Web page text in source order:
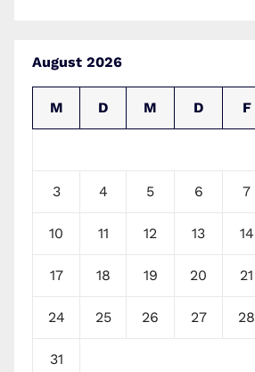
August 2026
M D M D F
3 4 5 6 7
10 11 12 13 14
17 18 19 20 21
24 25 26 27 28
31